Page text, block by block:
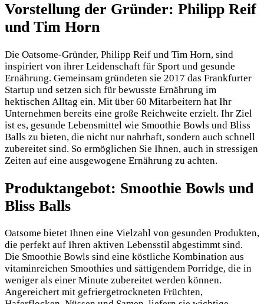
Vorstellung der Gründer: Philipp Reif
und Tim Horn
Die Oatsome-Gründer, Philipp Reif und Tim Horn, sind
inspiriert von ihrer Leidenschaft für Sport und gesunde
Ernährung. Gemeinsam gründeten sie 2017 das Frankfurter
Startup und setzen sich für bewusste Ernährung im
hektischen Alltag ein. Mit über 60 Mitarbeitern hat Ihr
Unternehmen bereits eine große Reichweite erzielt. Ihr Ziel
ist es, gesunde Lebensmittel wie Smoothie Bowls und Bliss
Balls zu bieten, die nicht nur nahrhaft, sondern auch schnell
zubereitet sind. So ermöglichen Sie Ihnen, auch in stressigen
Zeiten auf eine ausgewogene Ernährung zu achten.
Produktangebot: Smoothie Bowls und
Bliss Balls
Oatsome bietet Ihnen eine Vielzahl von gesunden Produkten,
die perfekt auf Ihren aktiven Lebensstil abgestimmt sind.
Die Smoothie Bowls sind eine köstliche Kombination aus
vitaminreichen Smoothies und sättigendem Porridge, die in
weniger als einer Minute zubereitet werden können.
Angereichert mit gefriergetrockneten Früchten,